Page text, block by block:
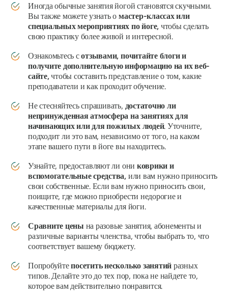
Иногда обычные занятия йогой становятся скучными.
Вы также можете узнать о мастер-классах или
специальных мероприятиях по йоге, чтобы сделать
свою практику более живой и интересной.
Ознакомьтесь сотзывами, почитайте блоги и
получите дополнительную информацию на их веб-
сайте,чтобы составить представление о том, какие
преподаватели и как проходит обучение.
Не стесняйтесь спрашивать, достаточно ли
непринужденная атмосфера на занятиях для
начинающих или для пожилых людей. Уточните,
подходит ли это вам, независимо от того, на каком
этапе вашего пути в йоге вы находитесь.
Узнайте, предоставляют ли они коврики и
вспомогательные средства, или вам нужно приносить
свои собственные. Если вам нужно приносить свои,
поищите, где можно приобрести недорогие и
качественные материалы для йоги.
Сравните цены на разовые занятия, абонементы и
различные варианты членства, чтобы выбрать то, что
соответствует вашему бюджету.
Попробуйтепосетить несколько занятий разных
типов. Делайте это до тех пор, пока не найдете то,
которое вам действительно понравится.